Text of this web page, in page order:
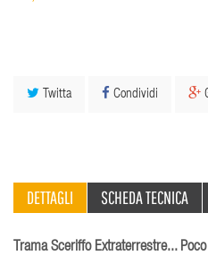
Twitta Condividi
DETTAGLI SCHEDA TECNICA
Trama Sceriffo Extraterrestre...